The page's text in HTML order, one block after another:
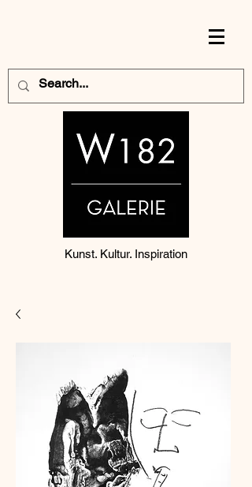
Kunst. Kultur. Inspiration